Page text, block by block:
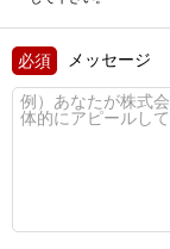
メッセージ